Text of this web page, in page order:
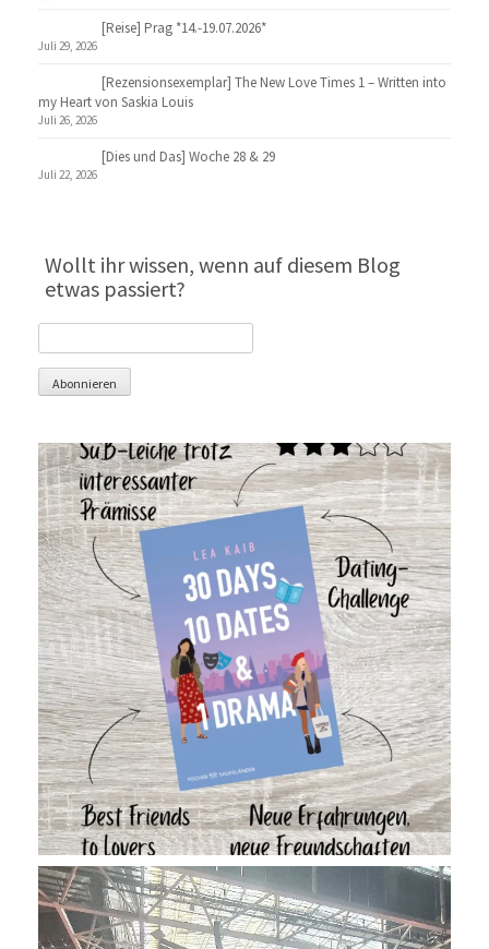
[Reise] Prag *14.-19.07.2026*
Juli 29, 2026
[Rezensionsexemplar] The New Love Times 1 – Written into
my Heart von Saskia Louis
Juli 26, 2026
[Dies und Das] Woche 28 & 29
Juli 22, 2026
Wollt ihr wissen, wenn auf diesem Blog
etwas passiert?